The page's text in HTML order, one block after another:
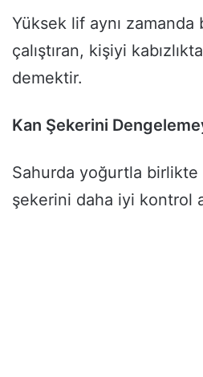
Yüksek lif aynı zamanda
çalıştıran, kişiyi
demektir.
Kan Şekerini
Sahurda yoğurtla birlikte
şekerini daha iyi kontrol